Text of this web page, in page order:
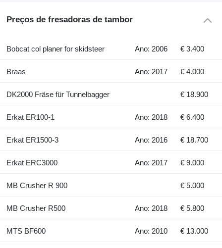
Preços de fresadoras de tambor
Bobcat col planer for skidsteer Ano: 2006 € 3.400
Braas Ano: 2017 € 4.000
DK2000 Fräse für Tunnelbagger € 18.900
Erkat ER100-1 Ano: 2018 € 6.400
Erkat ER1500-3 Ano: 2016 € 18.700
Erkat ERC3000 Ano: 2017 € 9.000
MB Crusher R 900 € 5.000
MB Crusher R500 Ano: 2018 € 5.800
MTS BF600 Ano: 2010 € 13.000